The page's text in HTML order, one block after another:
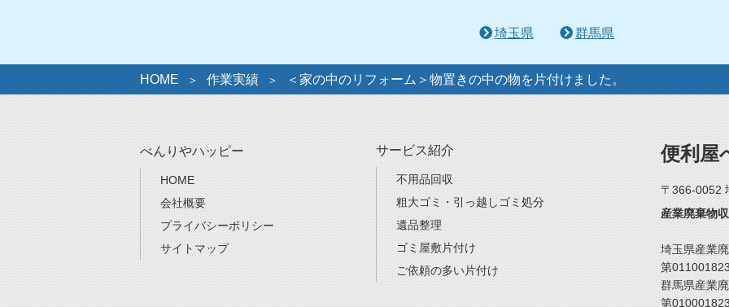
埼玉県 群馬県
HOME 作業実績 ＜家の中のリフォーム＞物置きの中の物を片付けました。
べんりやハッピー
HOME
会社概要
プライバシーポリシー
サイトマップ
サービス紹介
不用品回収
粗大ゴミ・引っ越しゴミ処分
遺品整理
ゴミ屋敷片付け
ご依頼の多い片付け
便利屋
〒366-0052
産業廃棄物
埼玉県産業
第
群馬県産業
第